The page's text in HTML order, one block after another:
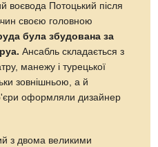
воєвода Потоцький після
своєю головною
була збудована за
Ансабль складається з
манежу і турецької
зовнішньою, а й
оформляли дизайнер
з двома великими